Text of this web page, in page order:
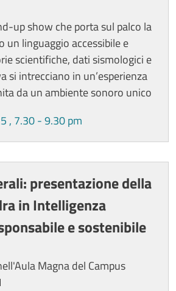
up show che porta sul palco la
un linguaggio accessibile e
scientifiche, dati sismologici e
si intrecciano in un’esperienza
da un ambiente sonoro unico
, 7.30 - 9.30 pm
presentazione della
in Intelligenza
e sostenibile
Magna del Campus